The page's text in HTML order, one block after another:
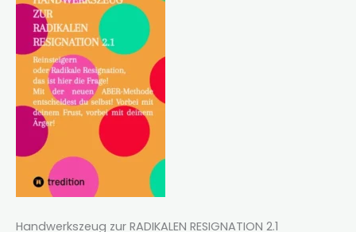
Handwerkszeug zur RADIKALEN RESIGNATION 2.1